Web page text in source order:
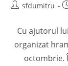
Postsfdumitru
Cu ajutorul
organizat
octombrie.